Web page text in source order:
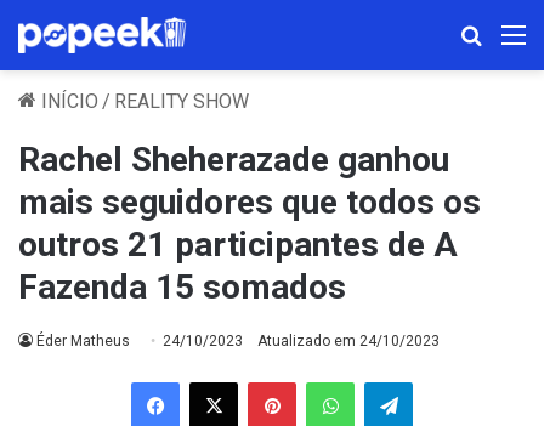
INÍCIO / REALITY SHOW
Rachel Sheherazade ganhou
mais seguidores que todos os
outros 21 participantes de A
Fazenda 15 somados
Éder Matheus 24/10/2023 Atualizado em 24/10/2023
Facebook
X PinterestWhatsAppTelegram